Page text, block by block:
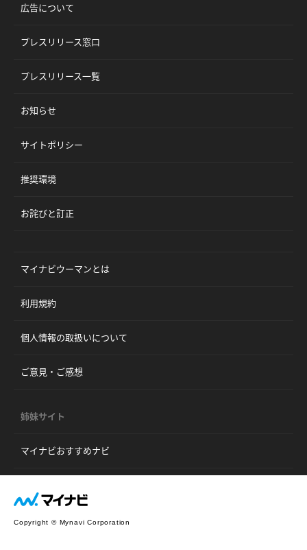
広告について
プレスリリース窓口
プレスリリース一覧
お知らせ
サイトポリシー
推奨環境
お詫びと訂正
マイナビウーマンとは
利用規約
個人情報の取扱いについて
ご意見・ご感想
姉妹サイト
マイナビおすすめナビ
Copyright © Mynavi Corporation